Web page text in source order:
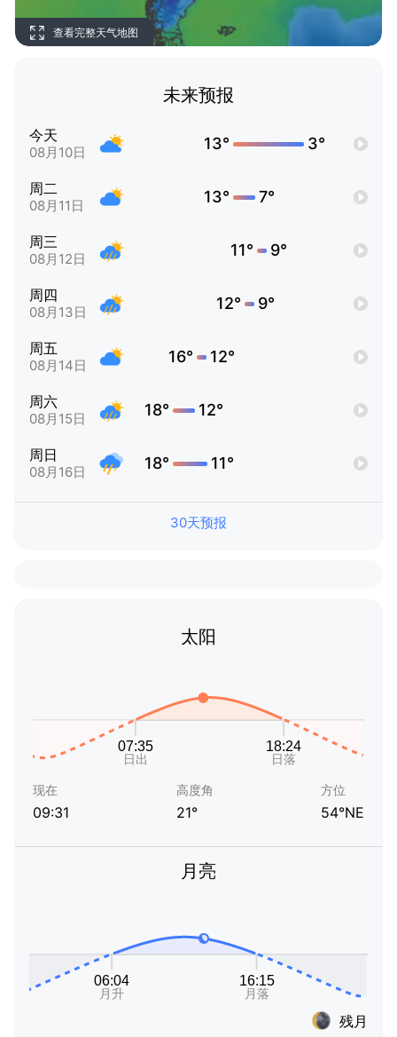
查看完整天气地图
未来预报
今天
08月10日 13° 3°
周二
08月11日 13° 7°
周三
08月12日 11° 9°
周四
08月13日 12° 9°
周五
08月14日 16° 12°
周六
08月15日 18° 12°
周日
08月16日 18° 11°
30天预报
太阳
现在
09:31
高度角
21°
方位
54°NE
月亮
残月